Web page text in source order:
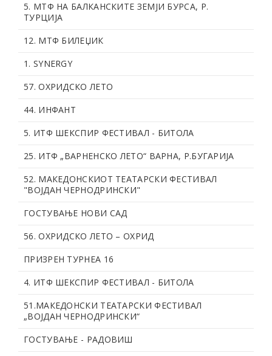
5. МТФ НА БАЛКАНСКИТЕ ЗЕМЈИ БУРСА, Р.
ТУРЦИЈА
12. МТФ БИЛЕЏИК
1. SYNERGY
57. OХРИДСКО ЛЕТО
44. ИНФАНТ
5. ИТФ ШЕКСПИР ФЕСТИВАЛ - БИТОЛА
25. ИТФ „ВАРНЕНСКО ЛЕТО“ ВАРНА, Р.БУГАРИЈА
52. МАКЕДОНСКИОТ ТЕАТАРСКИ ФЕСТИВАЛ
"ВОЈДАН ЧЕРНОДРИНСКИ"
ГОСТУВАЊЕ НОВИ САД
56. OХРИДСКО ЛЕТО – ОХРИД
ПРИЗРЕН ТУРНЕА 16
4. ИТФ ШЕКСПИР ФЕСТИВАЛ - БИТОЛА
51.МАКЕДОНСКИ ТЕАТАРСКИ ФЕСТИВАЛ
„ВОЈДАН ЧЕРНОДРИНСКИ“
ГОСТУВАЊЕ - РАДОВИШ